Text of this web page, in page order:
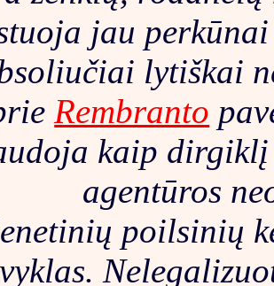
jau
lytiškai
Rembranto
kaip dirgiklį
agentūros
poilsinių